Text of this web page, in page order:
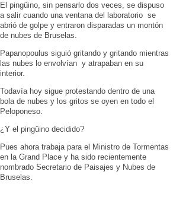
El pingüino, sin pensarlo dos veces, se dispuso
a salir cuando una ventana del laboratorio se
abrió de golpe y entraron disparadas un montón
de nubes de Bruselas.
Papanopoulus siguió gritando y gritando mientras
las nubes lo envolvían y atrapaban en su
interior.
Todavía hoy sigue protestando dentro de una
bola de nubes y los gritos se oyen en todo el
Peloponeso.
¿Y el pingüino decidido?
Pues ahora trabaja para el Ministro de Tormentas
en la Grand Place y ha sido recientemente
nombrado Secretario de Paisajes y Nubes de
Bruselas.